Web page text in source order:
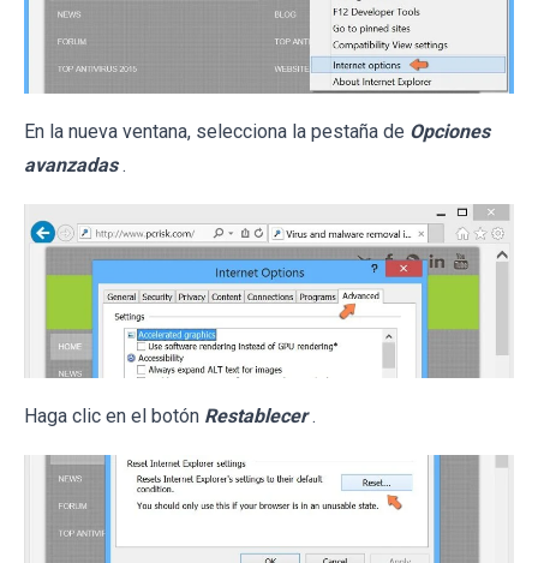
En la nueva ventana, selecciona la pestaña de Opciones
avanzadas .
Haga clic en el botón Restablecer .